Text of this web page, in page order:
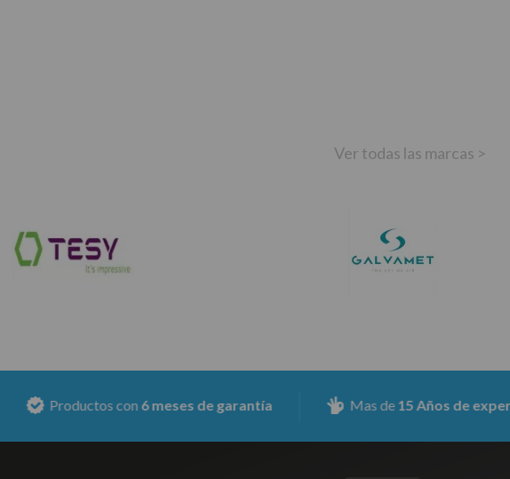
Ver todas las marcas >
Productos con6 meses de garantía Mas de 15 Años de experiencia